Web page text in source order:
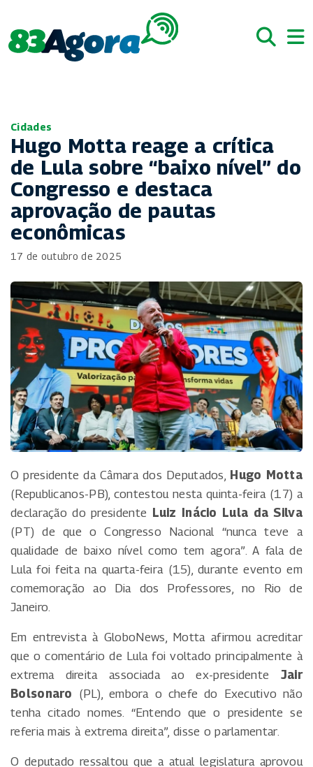
Cidades
Hugo Motta reage a crítica
de Lula sobre “baixo nível” do
Congresso e destaca
aprovação de pautas
econômicas
17 de outubro de 2025
O presidente da Câmara dos Deputados, Hugo Motta
(Republicanos-PB), contestou nesta quinta-feira (17) a
declaração do presidente Luiz Inácio Lula da Silva
(PT) de que o Congresso Nacional “nunca teve a
qualidade de baixo nível como tem agora”. A fala de
Lula foi feita na quarta-feira (15), durante evento em
comemoração ao Dia dos Professores, no Rio de
Janeiro.
Em entrevista à GloboNews, Motta afirmou acreditar
que o comentário de Lula foi voltado principalmente à
extrema direita associada ao ex-presidente Jair
Bolsonaro (PL), embora o chefe do Executivo não
tenha citado nomes. “Entendo que o presidente se
referia mais à extrema direita”, disse o parlamentar.
O deputado ressaltou que a atual legislatura aprovou